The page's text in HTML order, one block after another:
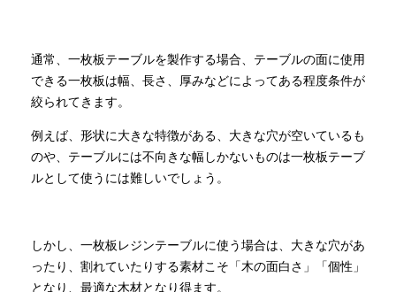
通常、一枚板テーブルを製作する場合、テーブルの面に使用
できる一枚板は幅、長さ、厚みなどによってある程度条件が
絞られてきます。
例えば、形状に大きな特徴がある、大きな穴が空いているも
のや、テーブルには不向きな幅しかないものは一枚板テーブ
ルとして使うには難しいでしょう。
しかし、一枚板レジンテーブルに使う場合は、大きな穴があ
ったり、割れていたりする素材こそ「木の面白さ」「個性」
となり、最適な木材となり得ます。